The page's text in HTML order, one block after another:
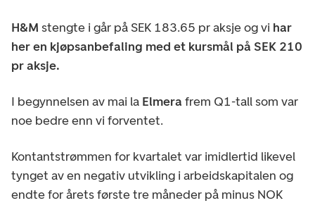
H&M stengte i går på SEK 183.65 pr aksje og vi har
her en kjøpsanbefaling med et kursmål på SEK 210
pr aksje.
I begynnelsen av mai la Elmera frem Q1-tall som var
noe bedre enn vi forventet.
Kontantstrømmen for kvartalet var imidlertid likevel
tynget av en negativ utvikling i arbeidskapitalen og
endte for årets første tre måneder på minus NOK